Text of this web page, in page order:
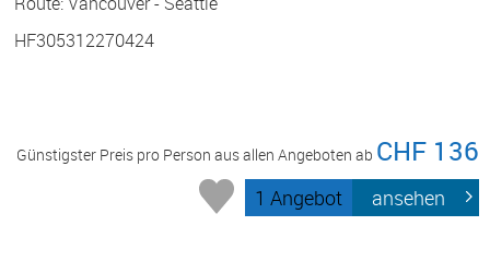
HF305312270424
Günstigster Preis pro Person aus allen Angeboten ab CHF 136
1 Angebot ansehen